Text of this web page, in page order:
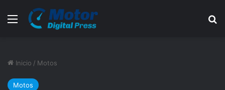
Menú
Inicio / Motos
Motos